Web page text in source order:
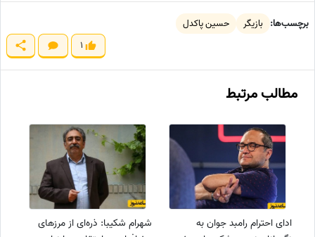
برچسب‌ها: بازیگر
حسین پاکدل
1
مطالب مرتبط
ادای احترام رامبد جوان به
شهرام شکیبا: ذره‌ای از مرزهای